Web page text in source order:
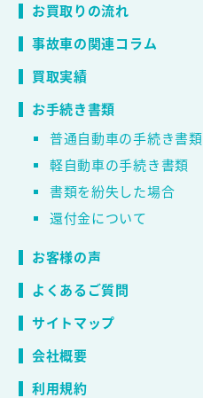
お買取りの流れ
事故車の関連コラム
買取実績
お手続き書類
普通自動車の手続き書類
軽自動車の手続き書類
書類を紛失した場合
還付金について
お客様の声
よくあるご質問
サイトマップ
会社概要
利用規約